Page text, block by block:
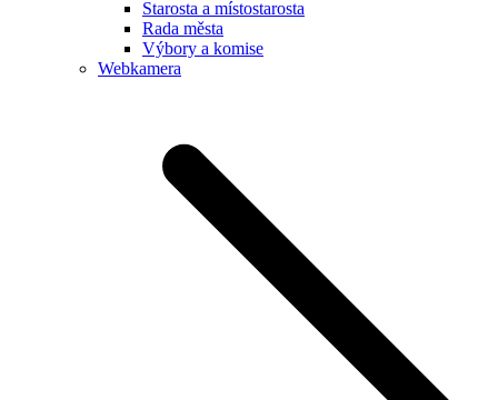
Starosta a místostarosta
Rada města
Výbory a komise
Webkamera